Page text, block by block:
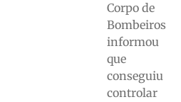
Corpo de
Bombeiros
informou
que
conseguiu
controlar